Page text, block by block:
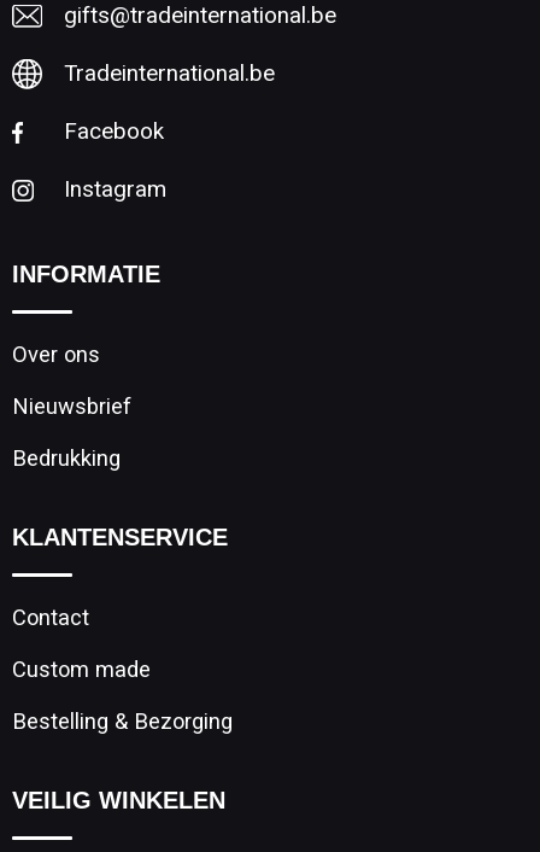
gifts@tradeinternational.be
Tradeinternational.be
Facebook
Instagram
INFORMATIE
Over ons
Nieuwsbrief
Bedrukking
KLANTENSERVICE
Contact
Custom made
Bestelling & Bezorging
VEILIG WINKELEN